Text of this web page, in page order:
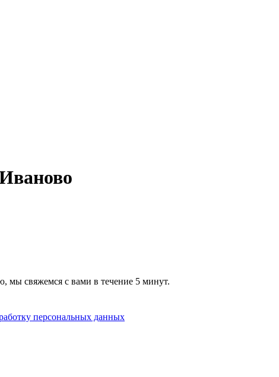
мы свяжемся с вами в течение 5 минут.
персональных данных